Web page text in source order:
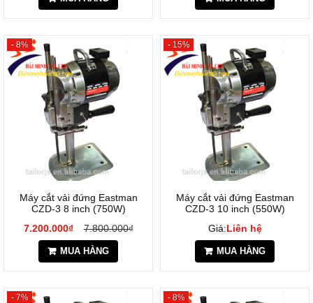
- 8%
Máy cắt vải đứng Eastman
CZD-3 8 inch (750W)
7.200.000₫
7.800.000₫
MUA HÀNG
- 15%
Máy cắt vải đứng Eastman
CZD-3 10 inch (550W)
Giá:Liên hệ
MUA HÀNG
- 7% - 8%